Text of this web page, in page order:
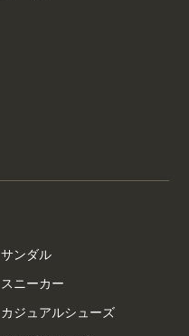
サンダル
スニーカー
カジュアルシューズ